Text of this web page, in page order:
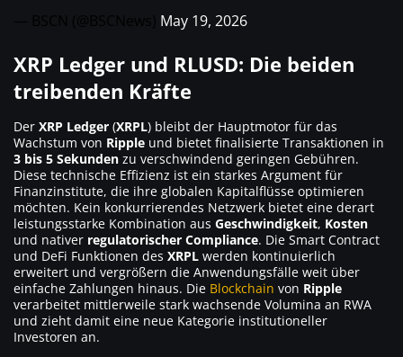
May 19, 2026
XRP Ledger und RLUSD: Die beiden
treibenden Kräfte
Der XRP Ledger (XRPL) bleibt der Hauptmotor für das
Wachstum von Ripple und bietet finalisierte Transaktionen in
3 bis 5 Sekunden zu verschwindend geringen Gebühren.
Diese technische Effizienz ist ein starkes Argument für
Finanzinstitute, die ihre globalen Kapitalflüsse optimieren
möchten. Kein konkurrierendes Netzwerk bietet eine derart
leistungsstarke Kombination aus Geschwindigkeit, Kosten
und nativer regulatorischer Compliance. Die Smart Contract
und DeFi Funktionen des XRPL werden kontinuierlich
erweitert und vergrößern die Anwendungsfälle weit über
einfache Zahlungen hinaus. Die Blockchain von Ripple
verarbeitet mittlerweile stark wachsende Volumina an RWA
und zieht damit eine neue Kategorie institutioneller
Investoren an.